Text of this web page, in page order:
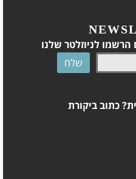
הרשמו לניוזלטר שלנו
כתוב ביקורת